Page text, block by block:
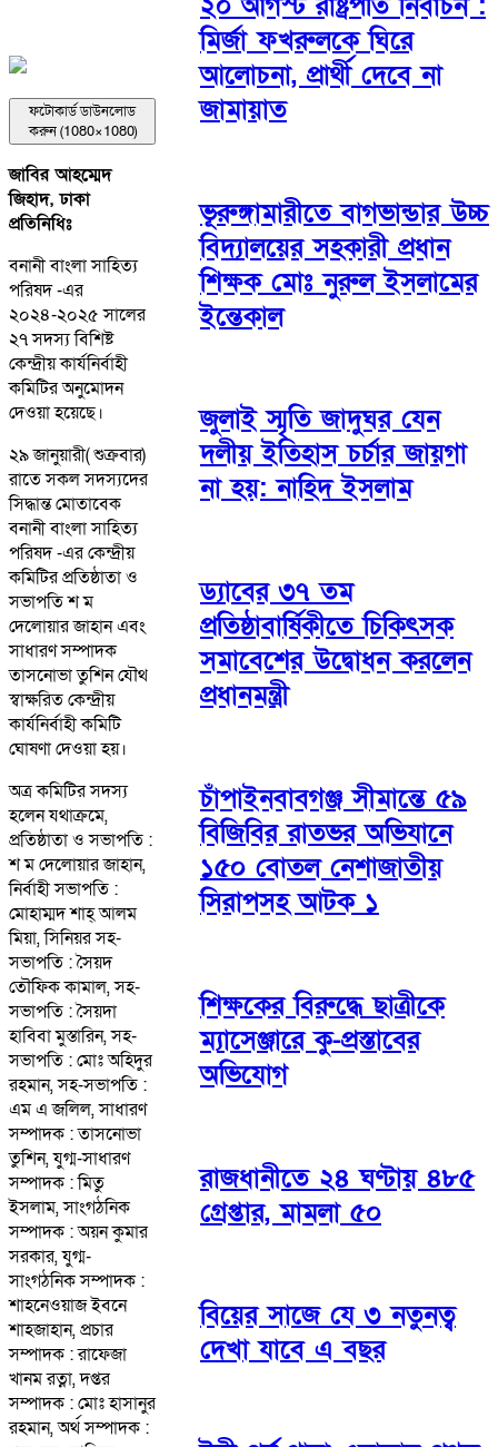
ফটোকার্ড ডাউনলোড
করুন (1080×1080)
জাবির আহম্মেদ
জিহাদ, ঢাকা
প্রতিনিধিঃ
বনানী বাংলা সাহিত্য
পরিষদ -এর
২০২৪-২০২৫ সালের
২৭ সদস্য বিশিষ্ট
কেন্দ্রীয় কার্যনির্বাহী
কমিটির অনুমোদন
দেওয়া হয়েছে।
২৯ জানুয়ারী( শুক্রবার)
রাতে সকল সদস্যদের
সিদ্ধান্ত মোতাবেক
বনানী বাংলা সাহিত্য
পরিষদ -এর কেন্দ্রীয়
কমিটির প্রতিষ্ঠাতা ও
সভাপতি শ ম
দেলোয়ার জাহান এবং
সাধারণ সম্পাদক
তাসনোভা তুশিন যৌথ
স্বাক্ষরিত কেন্দ্রীয়
কার্যনির্বাহী কমিটি
ঘোষণা দেওয়া হয়।
অত্র কমিটির সদস্য
হলেন যথাক্রমে,
প্রতিষ্ঠাতা ও সভাপতি :
শ ম দেলোয়ার জাহান,
নির্বাহী সভাপতি :
মোহাম্মদ শাহ্ আলম
মিয়া, সিনিয়র সহ-
সভাপতি : সৈয়দ
তৌফিক কামাল, সহ-
সভাপতি : সৈয়দা
হাবিবা মুস্তারিন, সহ-
সভাপতি : মোঃ অহিদুর
রহমান, সহ-সভাপতি :
এম এ জলিল, সাধারণ
সম্পাদক : তাসনোভা
তুশিন, যুগ্ম-সাধারণ
সম্পাদক : মিতু
ইসলাম, সাংগঠনিক
সম্পাদক : অয়ন কুমার
সরকার, যুগ্ম-
সাংগঠনিক সম্পাদক :
শাহনেওয়াজ ইবনে
শাহজাহান, প্রচার
সম্পাদক : রাফেজা
খানম রত্না, দপ্তর
সম্পাদক : মোঃ হাসানুর
রহমান, অর্থ সম্পাদক :
মির্জা ফখরুলকে ঘিরে
আলোচনা, প্রার্থী দেবে না
জামায়াত
ভূরুঙ্গামারীতে বাগভান্ডার উচ্চ
বিদ্যালয়ের সহকারী প্রধান
শিক্ষক মোঃ নুরুল ইসলামের
ইন্তেকাল
জুলাই স্মৃতি জাদুঘর যেন
দলীয় ইতিহাস চর্চার জায়গা
না হয়: নাহিদ ইসলাম
ড্যাবের ৩৭ তম
প্রতিষ্ঠাবার্ষিকীতে চিকিৎসক
সমাবেশের উদ্বোধন করলেন
প্রধানমন্ত্রী
চাঁপাইনবাবগঞ্জ সীমান্তে ৫৯
বিজিবির রাতভর অভিযানে
১৫০ বোতল নেশাজাতীয়
সিরাপসহ আটক ১
শিক্ষকের বিরুদ্ধে ছাত্রীকে
ম্যাসেঞ্জারে কু-প্রস্তাবের
অভিযোগ
রাজধানীতে ২৪ ঘণ্টায় ৪৮৫
গ্রেপ্তার, মামলা ৫০
বিয়ের সাজে যে ৩ নতুনত্ব
দেখা যাবে এ বছর